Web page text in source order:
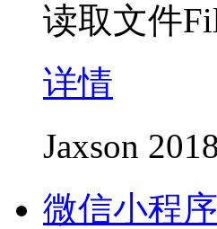
读取文件
详情
Jaxson
微信小程